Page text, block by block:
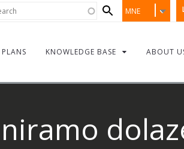
MNE
PLANS KNOWLEDGE BASE ABOUT